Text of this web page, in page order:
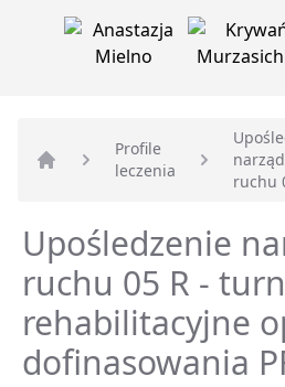
Strona główna
Profile
leczenia
ruchu
Upośledzenie
ruchu 05 R -
rehabilitacyjne
dofinasowania